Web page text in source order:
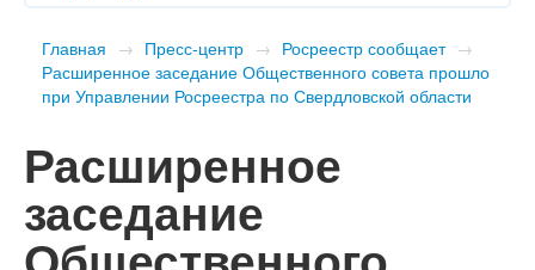
Главная → Пресс-центр → Росреестр сообщает →
Расширенное заседание Общественного совета прошло
при Управлении Росреестра по Свердловской области
Расширенное
заседание